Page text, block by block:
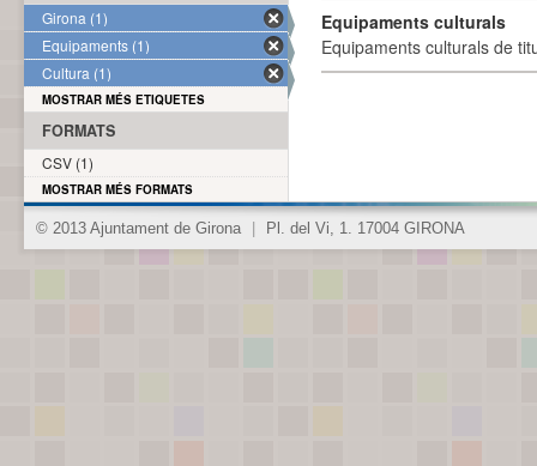
Equipaments culturals
Equipaments culturals de
Girona (1)
Equipaments (1)
Cultura (1)
MOSTRAR MÉS ETIQUETES
FORMATS
CSV (1)
MOSTRAR MÉS FORMATS
© 2013 Ajuntament de Girona Pl. del Vi, 1. 17004 GIRONA